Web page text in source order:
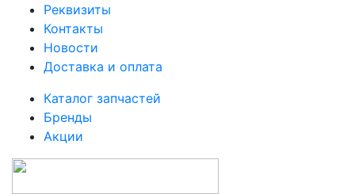
Реквизиты
Контакты
Новости
Доставка и оплата
Каталог запчастей
Бренды
Акции